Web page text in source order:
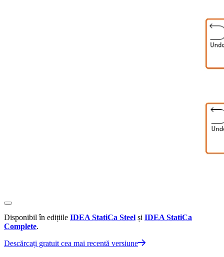
Disponibil în edițiile IDEA StatiCa Steel și IDEA StatiCa
Complete.
Descărcați gratuit cea mai recentă versiune